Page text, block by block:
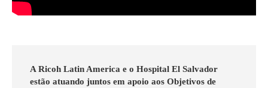
A Ricoh Latin America e o Hospital El Salvador
estão atuando juntos em apoio aos Objetivos de